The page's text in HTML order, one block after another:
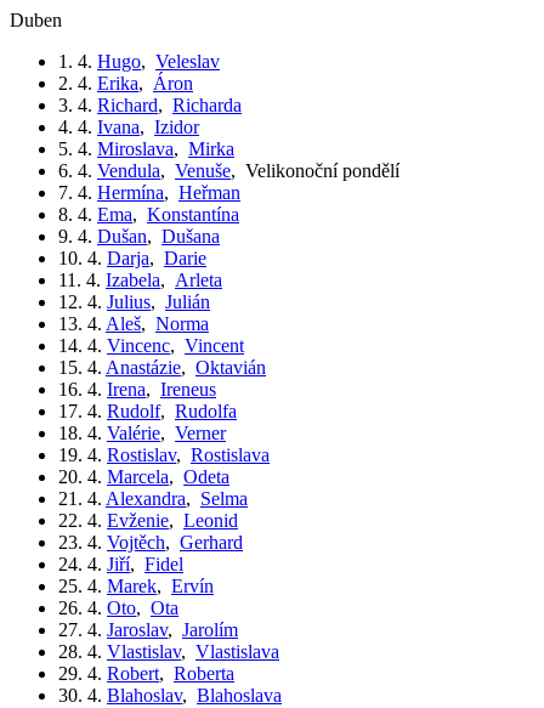
duben
1. 4. Hugo, Veleslav
2. 4. Erika, Áron
3. 4. Richard, Richarda
4. 4. Ivana, Izidor
5. 4. Miroslava, Mirka
6. 4. Vendula, Venuše, Velikonoční pondělí
7. 4. Hermína, Heřman
8. 4. Ema, Konstantína
9. 4. Dušan, Dušana
10. 4. Darja, Darie
11. 4. Izabela, Arleta
12. 4. Julius, Julián
13. 4. Aleš, Norma
14. 4. Vincenc, Vincent
15. 4. Anastázie, Oktavián
16. 4. Irena, Ireneus
17. 4. Rudolf, Rudolfa
18. 4. Valérie, Verner
19. 4. Rostislav, Rostislava
20. 4. Marcela, Odeta
21. 4. Alexandra, Selma
22. 4. Evženie, Leonid
23. 4. Vojtěch, Gerhard
24. 4. Jiří, Fidel
25. 4. Marek, Ervín
26. 4. Oto, Ota
27. 4. Jaroslav, Jarolím
28. 4. Vlastislav, Vlastislava
29. 4. Robert, Roberta
30. 4. Blahoslav, Blahoslava